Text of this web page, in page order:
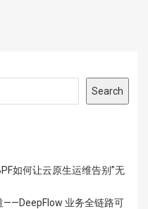
Search
如何让云原生运维告别”无
——DeepFlow 业务全链路可